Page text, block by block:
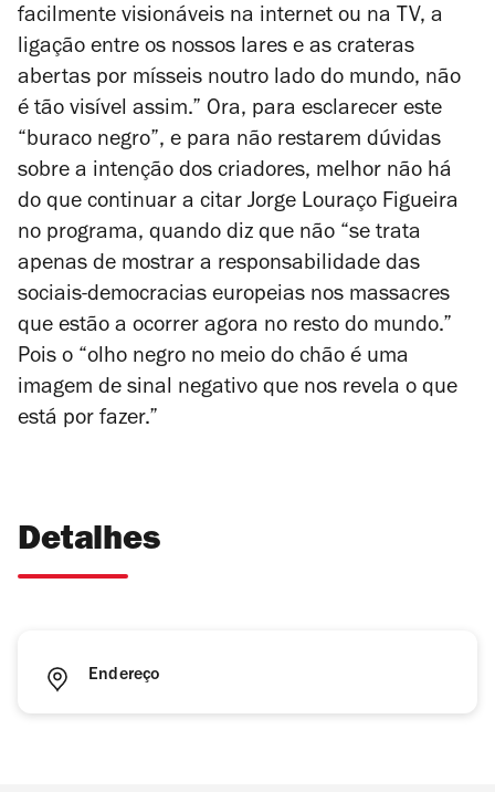
facilmente visionáveis na internet ou na TV, a
ligação entre os nossos lares e as crateras
abertas por mísseis noutro lado do mundo, não
é tão visível assim.” Ora, para esclarecer este
“buraco negro”, e para não restarem dúvidas
sobre a intenção dos criadores, melhor não há
do que continuar a citar Jorge Louraço Figueira
no programa, quando diz que não “se trata
apenas de mostrar a responsabilidade das
sociais-democracias europeias nos massacres
que estão a ocorrer agora no resto do mundo.”
Pois o “olho negro no meio do chão é uma
imagem de sinal negativo que nos revela o que
está por fazer.”
Detalhes
Endereço